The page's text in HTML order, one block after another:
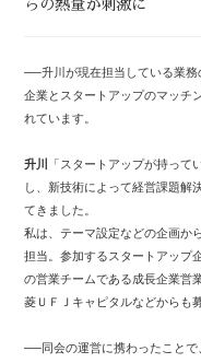
らの熱量が刺激に
──升川が現在担当している業
企業とスタートアップのマッチ
れています。
升川
「スタートアップが持っ
し、新技術によって経営課題解
てきました。
私は、テーマ設定などの企画か
担当。参加するスタートアップ
の営業チームである成長企業営
菱ＵＦＪキャピタルなどからも
──同会の運営に携わったことで